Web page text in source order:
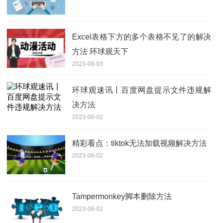
Excel表格下方的多个表格不见了的解决
方法 环球观天下
2023-06-03
环球观速讯丨百度网盘提示文件违规解
决方法
2023-06-02
精彩看点：tiktok无法加载视频解决方法
2023-06-02
Tampermonkey脚本删除方法
2023-06-02